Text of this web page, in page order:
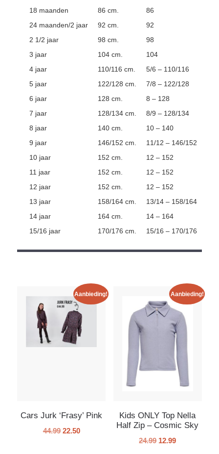
18 maanden 86 cm.
86
24 maanden/2 jaar
92 cm.
92
2 1/2 jaar
98 cm.
98
3 jaar
104 cm.
104
4 jaar
110/116 cm.
5/6 – 110/116
5 jaar
122/128 cm.
7/8 – 122/128
6 jaar
128 cm.
8 – 128
7 jaar
128/134 cm.
8/9 – 128/134
8 jaar
140 cm.
10 – 140
9 jaar
146/152 cm.
11/12 – 146/152
10 jaar
152 cm.
12 – 152
11 jaar
152 cm.
12 – 152
12 jaar
152 cm.
12 – 152
13 jaar
158/164 cm.
13/14 – 158/164
14 jaar
164 cm.
14 – 164
15/16 jaar
170/176 cm. 15/16 – 170/176
Aanbieding!
Cars Jurk ‘Frasy’ Pink
44.99 22.50
Aanbieding!
Kids ONLY Top Nella
Half Zip – Cosmic Sky
24.99 12.99